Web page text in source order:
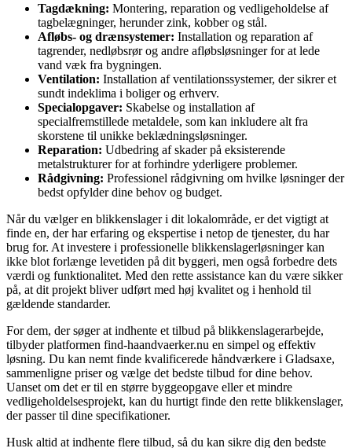
Tagdækning: Montering, reparation og vedligeholdelse af
tagbelægninger, herunder zink, kobber og stål.
Afløbs- og drænsystemer: Installation og reparation af
tagrender, nedløbsrør og andre afløbsløsninger for at lede
vand væk fra bygningen.
Ventilation: Installation af ventilationssystemer, der sikrer et
sundt indeklima i boliger og erhverv.
Specialopgaver: Skabelse og installation af
specialfremstillede metaldele, som kan inkludere alt fra
skorstene til unikke beklædningsløsninger.
Reparation: Udbedring af skader på eksisterende
metalstrukturer for at forhindre yderligere problemer.
Rådgivning: Professionel rådgivning om hvilke løsninger der
bedst opfylder dine behov og budget.
Når du vælger en blikkenslager i dit lokalområde, er det vigtigt at
finde en, der har erfaring og ekspertise i netop de tjenester, du har
brug for. At investere i professionelle blikkenslagerløsninger kan
ikke blot forlænge levetiden på dit byggeri, men også forbedre dets
værdi og funktionalitet. Med den rette assistance kan du være sikker
på, at dit projekt bliver udført med høj kvalitet og i henhold til
gældende standarder.
For dem, der søger at indhente et tilbud på blikkenslagerarbejde,
tilbyder platformen find-haandvaerker.nu en simpel og effektiv
løsning. Du kan nemt finde kvalificerede håndværkere i Gladsaxe,
sammenligne priser og vælge det bedste tilbud for dine behov.
Uanset om det er til en større byggeopgave eller et mindre
vedligeholdelsesprojekt, kan du hurtigt finde den rette blikkenslager,
der passer til dine specifikationer.
Husk altid at indhente flere tilbud, så du kan sikre dig den bedste